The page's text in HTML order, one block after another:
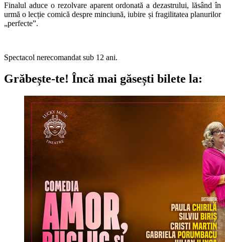
Finalul aduce o rezolvare aparent ordonată a dezastrului, lăsând în
urmă o lecție comică despre minciună, iubire și fragilitatea planurilor
„perfecte”.
Spectacol nerecomandat sub 12 ani.
Grăbește-te! Încă mai găsești bilete la: